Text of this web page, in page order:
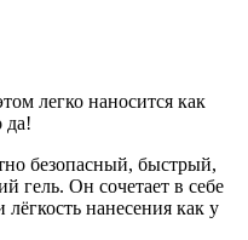
легко наносится как
да!
безопасный, быстрый,
гель. Он сочетает в себе
лёгкость нанесения как у